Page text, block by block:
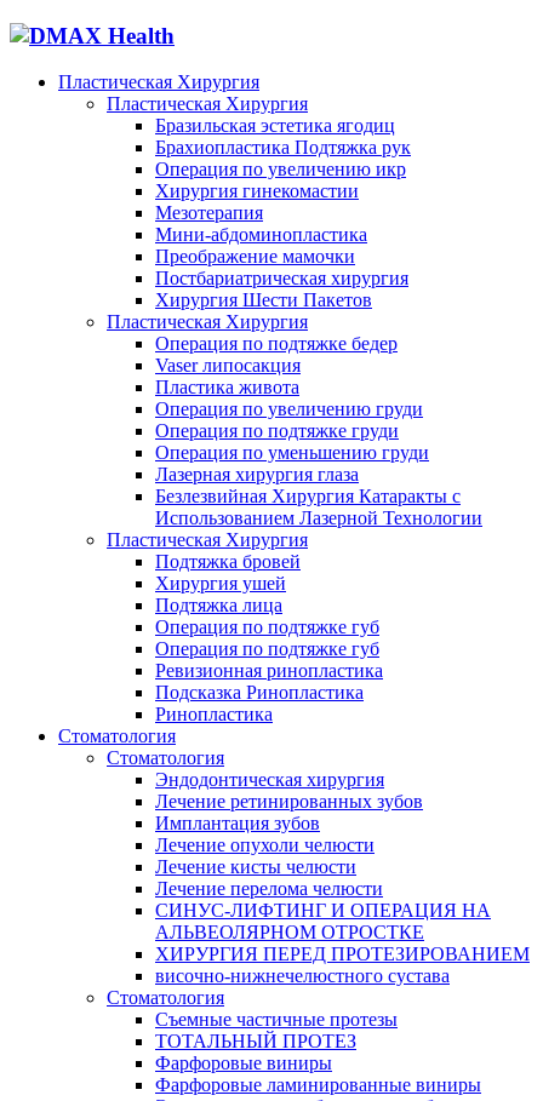
Пластическая Хирургия
Пластическая Хирургия
Бразильская эстетика ягодиц
Брахиопластика Подтяжка рук
Операция по увеличению икр
Хирургия гинекомастии
Мезотерапия
Мини-абдоминопластика
Преображение мамочки
Постбариатрическая хирургия
Хирургия Шести Пакетов
Пластическая Хирургия
Операция по подтяжке бедер
Vaser липосакция
Пластика живота
Операция по увеличению груди
Операция по подтяжке груди
Операция по уменьшению груди
Лазерная хирургия глаза
Безлезвийная Хирургия Катаракты с
Использованием Лазерной Технологии
Пластическая Хирургия
Подтяжка бровей
Хирургия ушей
Подтяжка лица
Операция по подтяжке губ
Операция по подтяжке губ
Ревизионная ринопластика
Подсказка Ринопластика
Ринопластика
Стоматология
Стоматология
Эндодонтическая хирургия
Лечение ретинированных зубов
Имплантация зубов
Лечение опухоли челюсти
Лечение кисты челюсти
Лечение перелома челюсти
СИНУС-ЛИФТИНГ И ОПЕРАЦИЯ НА
АЛЬВЕОЛЯРНОМ ОТРОСТКЕ
ХИРУРГИЯ ПЕРЕД ПРОТЕЗИРОВАНИЕМ
височно-нижнечелюстного сустава
Стоматология
Съемные частичные протезы
ТОТАЛЬНЫЙ ПРОТЕЗ
Фарфоровые виниры
Фарфоровые ламинированные виниры